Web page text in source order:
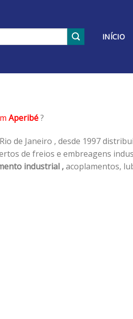
INÍCIO
Aperibé?
de Janeiro , desde 1997
de freios e embreagens
industrial ,acoplamentos,